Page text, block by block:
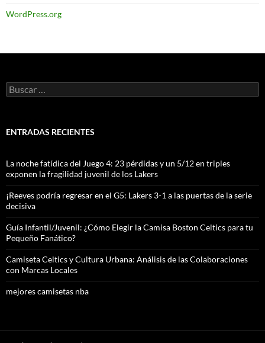
WordPress.org
Buscar:
ENTRADAS RECIENTES
La noche fatídica del Juego 4: 23 pérdidas y un 5/12 en triples
exponen la fragilidad juvenil de los Lakers
¡Reeves podría regresar en el G5: Lakers 3-1 a las puertas de la serie
decisiva
Guía Infantil/Juvenil: ¿Cómo Elegir la Camisa Boston Celtics para tu
Pequeño Fanático?
Camiseta Celtics y Cultura Urbana: Análisis de las Colaboraciones
con Marcas Locales
mejores camisetas nba